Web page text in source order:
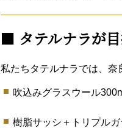
■ タテルナラが
私たちタテルナラでは、
吹込みグラスウール
樹脂サッシ＋トリプル